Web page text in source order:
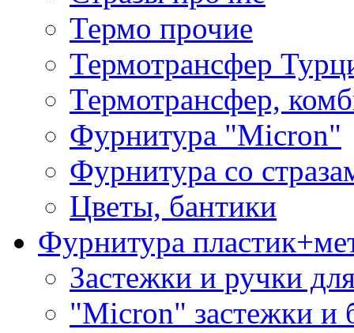
Термо прочие
Термотрансфер
Термотрансфер,
Фурнитура "Micron"
Фурнитура со
Цветы, бантики
Фурнитура
Застежки и ручки
"Micron" застежки и